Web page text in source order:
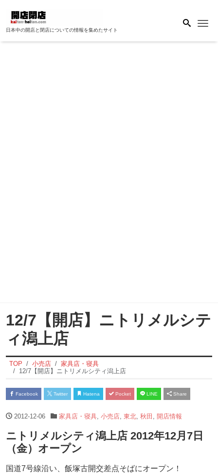
日本中の開店と閉店についての情報を集めたサイト
12/7【開店】ニトリメルシテ
ィ潟上店
TOP 小売店
家具店・寝具
12/7【開店】ニトリメルシティ潟上店
Facebook Twitter Hatena Pocket LINE Share
2012-12-06 家具店・寝具, 小売店, 東北, 秋田 開店情報
ニトリメルシティ潟上店 2012年12月7日
（金）オープン
国道7号線沿い、飯塚古開交差点そばにオープン！